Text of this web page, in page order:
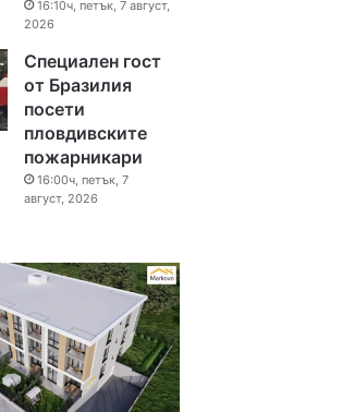
16:10ч, петък, 7 август,
2026
Специален гост
от Бразилия
посети
пловдивските
пожарникари
16:00ч, петък, 7
август, 2026